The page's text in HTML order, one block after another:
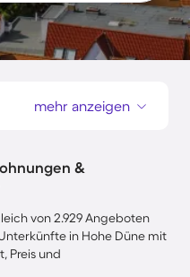
mehr anzeigen
&
von 2.929 Angeboten
in Hohe Düne mit
Preis und